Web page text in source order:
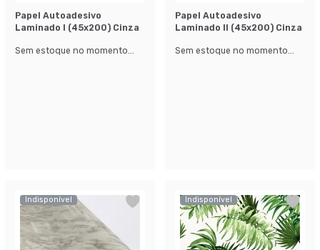
Papel Autoadesivo
Laminado l (45x200) Cinza
Sem estoque no momento...
Papel Autoadesivo
Laminado ll (45x200) Cinza
Sem estoque no momento...
Indisponível Indisponível